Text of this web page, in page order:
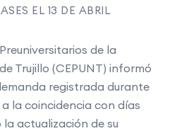
EL 13 DE ABRIL
de la
Trujillo (CEPUNT) informó
registrada durante
la coincidencia con días
actualización de su